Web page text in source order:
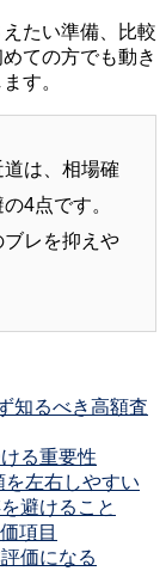
たい準備、比較
ての方でも動き
す。
は、相場確
4点です。
レを抑えや
知るべき高額査
る重要性
左右しやすい
避けること
項目
価になる